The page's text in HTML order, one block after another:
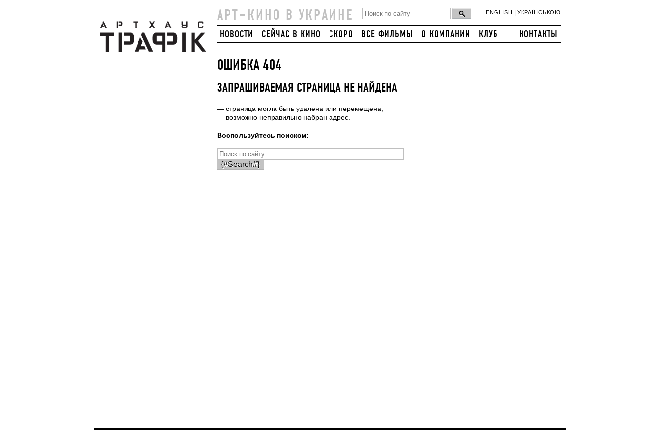
АРТ–КИНО В УКРАИНЕ ENGLISH УКРАЇНСЬКОЮ
НОВОСТИ СЕЙЧАС В КИНО СКОРО ВСЕ ФИЛЬМЫ О КОМПАНИИ КЛУБ КОНТАКТЫ
ОШИБКА 404
ЗАПРАШИВАЕМАЯ СТРАНИЦА НЕ НАЙДЕНА
— страница могла быть удалена или перемещена;
— возможно неправильно набран адрес.
Воспользуйтесь поиском: